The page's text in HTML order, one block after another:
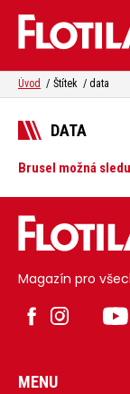
Úvod Štítek data
DATA
Brusel možná
Magazín pro
MENU